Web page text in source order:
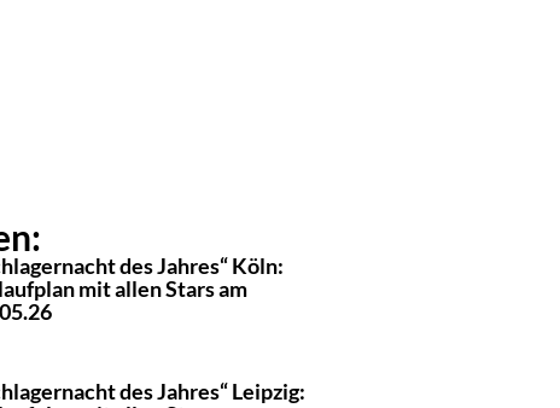
des Jahres“ Köln:
mit allen Stars am
des Jahres“ Leipzig: